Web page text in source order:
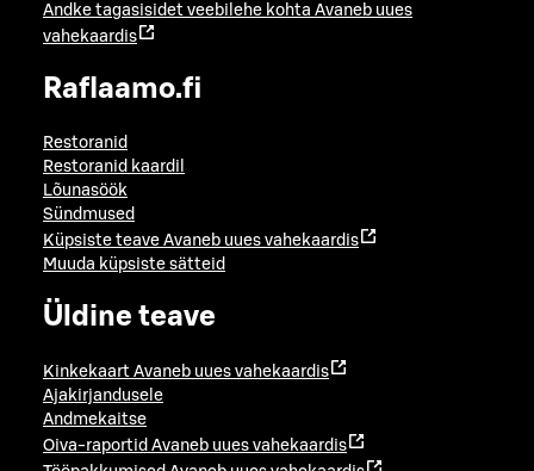
Andke tagasisidet veebilehe kohta Avaneb uues
vahekaardis
Raflaamo.fi
Restoranid
Restoranid kaardil
Lõunasöök
Sündmused
Küpsiste teave Avaneb uues vahekaardis
Muuda küpsiste sätteid
Üldine teave
Kinkekaart Avaneb uues vahekaardis
Ajakirjandusele
Andmekaitse
Oiva-raportid Avaneb uues vahekaardis